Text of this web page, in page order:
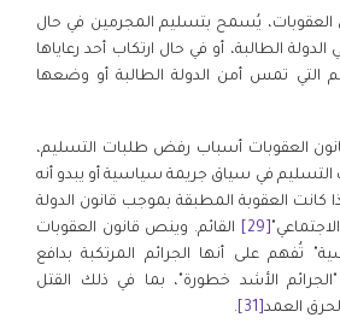
31 من قانون العقوبات، يُسمح بتسليم المجرمين في حال
الطالبة، أو في حال ارتكاب أحد رعاياها
التي تمس أمن الدولة الطالبة أو وضعها
34 من قانون العقوبات أسباب رفض طلبات التسليم،
في سياق جريمة سياسية أو يبدو أنه
كانت العقوبة المطبقة بموجب قانون الدولة
[29]
القائم. وينص قانون العقوبات
تُفهم على أنها الجرائم المرتكبة بدافع
الأشد خطورة"، بما في ذلك القتل
العمد[31]
.